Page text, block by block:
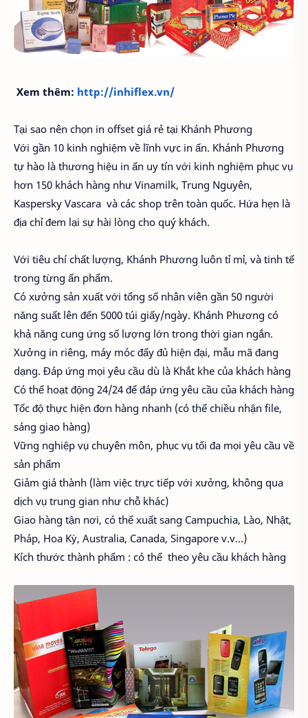
Xem thêm: http://inhiflex.vn/
Tại sao nên chọn in offset giá rẻ tại Khánh Phương
Với gần 10 kinh nghiệm về lĩnh vực in ấn. Khánh Phương
tự hào là thương hiệu in ấn uy tín với kinh nghiệm phục vụ
hơn 150 khách hàng như Vinamilk, Trung Nguyên,
Kaspersky Vascara và các shop trên toàn quốc. Hứa hẹn là
địa chỉ đem lại sự hài lòng cho quý khách.
Với tiêu chí chất lượng, Khánh Phương luôn tỉ mỉ, và tinh tế
trong từng ấn phẩm.
Có xưởng sản xuất với tổng số nhân viên gần 50 người
năng suất lên đến 5000 túi giấy/ngày. Khánh Phương có
khả năng cung ứng số lượng lớn trong thời gian ngắn.
Xưởng in riêng, máy móc đẩy đủ hiện đại, mẫu mã đang
dạng. Đáp ứng mọi yêu cầu dù là Khắt khe của khách hàng
Có thể hoạt động 24/24 để đáp ứng yêu cầu của khách hàng
Tốc độ thực hiện đơn hàng nhanh (có thể chiều nhận file,
sáng giao hàng)
Vững nghiệp vụ chuyên môn, phục vụ tối đa mọi yêu cầu về
sản phẩm
Giảm giá thành (làm việc trực tiếp với xưởng, không qua
dịch vụ trung gian như chỗ khác)
Giao hàng tận nơi, có thể xuất sang Campuchia, Lào, Nhật,
Pháp, Hoa Kỳ, Australia, Canada, Singapore v.v…)
Kích thước thành phẩm : có thể theo yêu cầu khách hàng